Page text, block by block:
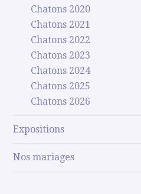
Chatons 2020
Chatons 2021
Chatons 2022
Chatons 2023
Chatons 2024
Chatons 2025
Chatons 2026
Expositions
Nos mariages